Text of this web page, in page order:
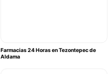
Farmacias 24 Horas en Tezontepec de
Aldama